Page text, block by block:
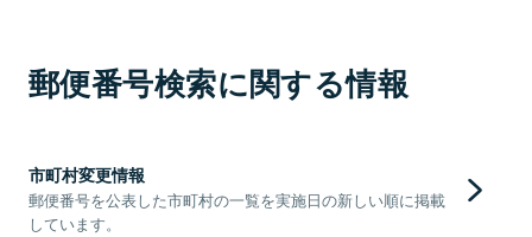
郵便番号検索に関する情報
市町村変更情報
郵便番号を公表した市町村の一覧を実施日の新しい順に掲載
しています。